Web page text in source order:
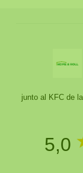
junto al KFC de
5,0